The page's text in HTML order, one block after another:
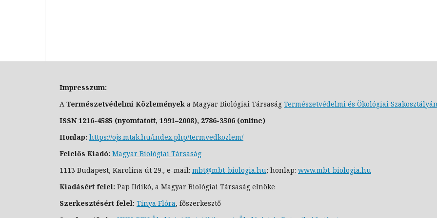
Impresszum:
A Természetvédelmi Közlemények a Magyar Biológiai Társaság Természetvédelmi és Ökológiai Szakosztály
ISSN1216-4585 (nyomtatott, 1991–2008), 2786-3506 (online)
Honlap: https://ojs.mtak.hu/index.php/termvedkozlem/
Felelős Kiadó: Magyar Biológiai Társaság
1113 Budapest, Karolina út 29., e-mail: mbt@mbt-biologia.hu; honlap: www.mbt-biologia.hu
Kiadásért felel: Pap Ildikó, a Magyar Biológiai Társaság elnöke
Szerkesztésért felel: Tinya Flóra, főszerkesztő